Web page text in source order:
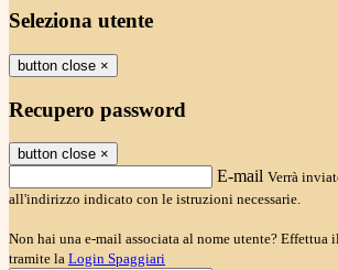
Seleziona utente
button close ×
Recupero password
button close ×
E-mail Verrà
all'indirizzo indicato con le istruzioni necessarie.
Non hai una e-mail associata al nome utente? Effettua
tramite la Login Spaggiari